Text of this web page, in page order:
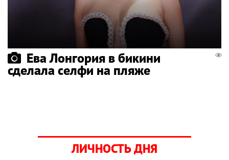
Ева Лонгория в бикини
сделала селфи на пляже
ЛИЧНОСТЬ ДНЯ